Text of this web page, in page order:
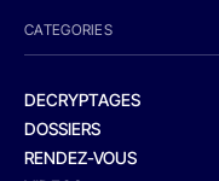
CATEGORIES
DECRYPTAGES
DOSSIERS
RENDEZ-VOUS